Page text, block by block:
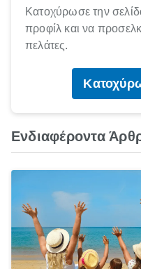
Κατοχύρωσε την
προφίλ και να
πελάτες.
Ενδιαφέροντα